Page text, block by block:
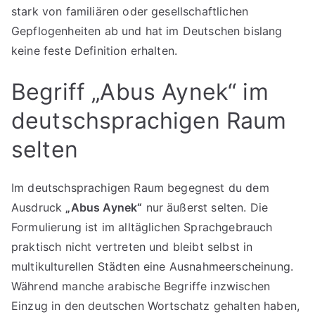
stark von familiären oder gesellschaftlichen
Gepflogenheiten ab und hat im Deutschen bislang
keine feste Definition erhalten.
Begriff „Abus Aynek“ im
deutschsprachigen Raum
selten
Im deutschsprachigen Raum begegnest du dem
Ausdruck „Abus Aynek“ nur äußerst selten. Die
Formulierung ist im alltäglichen Sprachgebrauch
praktisch nicht vertreten und bleibt selbst in
multikulturellen Städten eine Ausnahmeerscheinung.
Während manche arabische Begriffe inzwischen
Einzug in den deutschen Wortschatz gehalten haben,